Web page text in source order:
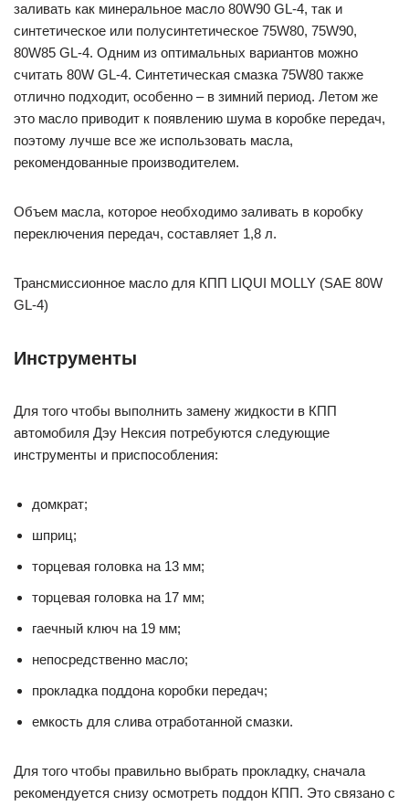
заливать как минеральное масло 80W90 GL-4, так и
синтетическое или полусинтетическое 75W80, 75W90,
80W85 GL-4. Одним из оптимальных вариантов можно
считать 80W GL-4. Синтетическая смазка 75W80 также
отлично подходит, особенно – в зимний период. Летом же
это масло приводит к появлению шума в коробке передач,
поэтому лучше все же использовать масла,
рекомендованные производителем.
Объем масла, которое необходимо заливать в коробку
переключения передач, составляет 1,8 л.
Трансмиссионное масло для КПП LIQUI MOLLY (SAE 80W
GL-4)
Инструменты
Для того чтобы выполнить замену жидкости в КПП
автомобиля Дэу Нексия потребуются следующие
инструменты и приспособления:
домкрат;
шприц;
торцевая головка на 13 мм;
торцевая головка на 17 мм;
гаечный ключ на 19 мм;
непосредственно масло;
прокладка поддона коробки передач;
емкость для слива отработанной смазки.
Для того чтобы правильно выбрать прокладку, сначала
рекомендуется снизу осмотреть поддон КПП. Это связано с